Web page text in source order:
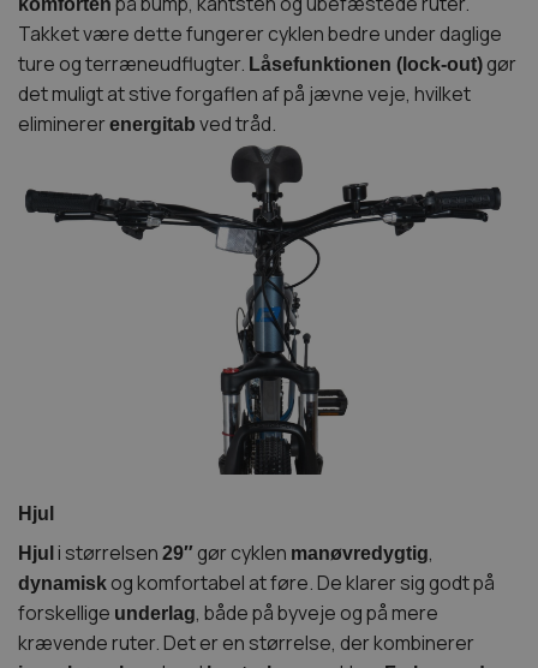
komforten
Takket være dette fungerer cyklen bedre under daglige
ture og terræneudflugter. Låsefunktionen (lock-out) gør
det muligt at stive forgaflen af på jævne veje, hvilket
eliminerer energitab ved tråd.
Hjul
Hjul i størrelsen 29″ gør cyklen manøvredygtig,
dynamisk og komfortabel at føre. De klarer sig godt på
forskellige underlag, både på byveje og på mere
krævende ruter. Det er en størrelse, der kombinerer